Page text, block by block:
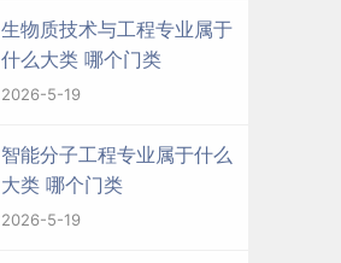
生物质技术与工程专业属于
什么大类 哪个门类
2026-5-19
智能分子工程专业属于什么
大类 哪个门类
2026-5-19